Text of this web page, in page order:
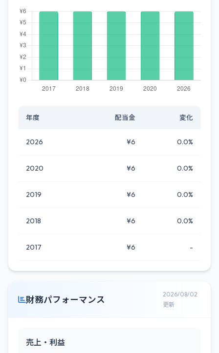
年度 配当金 変化
2026 ¥6 0.0%
2020 ¥6 0.0%
2019 ¥6 0.0%
2018 ¥6 0.0%
2017 ¥6 -
財務パフォーマンス
2026/08/02
更新
売上・利益